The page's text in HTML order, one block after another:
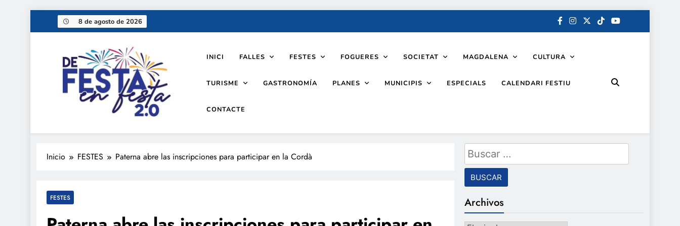
8 de agosto de 2026
De festa en festa 2.0
INICI FALLES FESTES FOGUERES SOCIETAT MAGDALENA CULTURA
TURISME GASTRONOMÍA PLANES MUNICIPIS ESPECIALS CALENDARI FESTIU
CONTACTE
Inicio FESTES Paterna abre las inscripciones para participar en la Cordà
FESTES
Buscar:
Archivos